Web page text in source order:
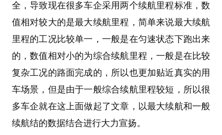
全，导致现在很多车企采用两个续航里程标准，数
值相对较大的是最大续航里程，简单来说最大续航
里程的工况比较单一，一般是在匀速状态下跑出来
的，数值相对小的为综合续航里程，一般是在比较
复杂工况的路面完成的，所以也更加贴近真实的用
车场景，但是由于一般综合续航里程较短，所以很
多车企就在这上面做起了文章，以最大续航和一般
续航结的数据结合进行大力宣扬。